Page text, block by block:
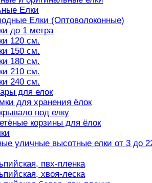
Елки
Елки (Оптоволоконные)
до 1 метра
120 см.
150 см.
180 см.
210 см.
240 см.
для елок
для хранения ёлок
под елку
корзины для ёлок
уличные высотные елки от 3 до
пвх-пленка
хвоя-леска